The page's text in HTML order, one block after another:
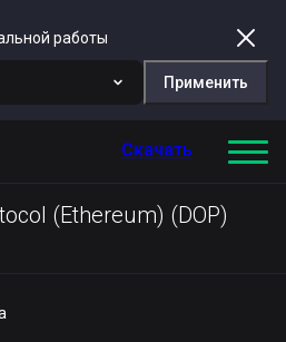
работы
Применить
Скачать
(Ethereum) (DOP)